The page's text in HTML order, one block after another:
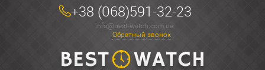
+38 (068)591-32-23
info@best-watch.com.ua
Обратный звонок